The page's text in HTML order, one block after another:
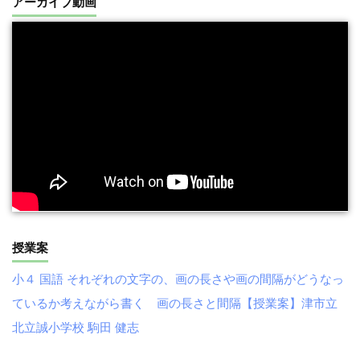
授業案
小４ 国語 それぞれの文字の、画の長さや画の間隔がどうなっ
ているか考えながら書く 画の長さと間隔【授業案】津市立
北立誠小学校 駒田 健志